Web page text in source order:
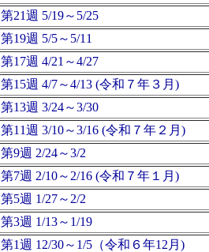
第21週 5/19～5/25
第19週 5/5～5/11
第17週 4/21～4/27
第15週 4/7～4/13 (令和７年３月)
第13週 3/24～3/30
第11週 3/10～3/16 (令和７年２月)
第9週 2/24～3/2
第7週 2/10～2/16 (令和７年１月)
第5週 1/27～2/2
第3週 1/13～1/19
第1週 12/30～1/5（令和６年12月)